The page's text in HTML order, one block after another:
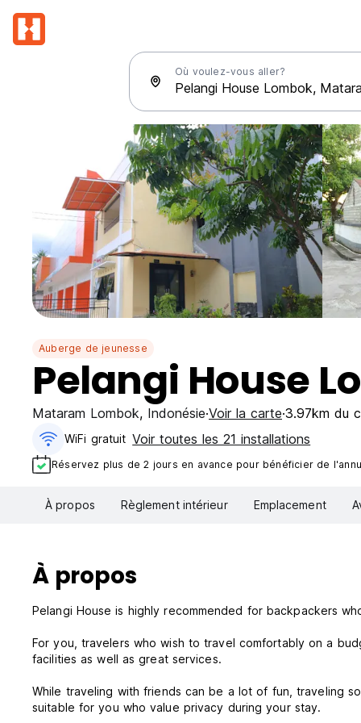
Où voulez-vous aller?
Auberge de jeunesse
Pelangi House
Mataram Lombok, Indonésie Voir la carte 3.97km du
WiFi gratuit Voir toutes les 21 installations
Réservez plus de 2 jours en avance pour bénéficier de
À propos Règlement intérieur Emplacement
À propos
Pelangi House is highly recommended for backpackers
For you, travelers who wish to travel comfortably on a
facilities as well as great services.
While traveling with friends can be a lot of fun, traveling
suitable for you who value privacy during your stay.